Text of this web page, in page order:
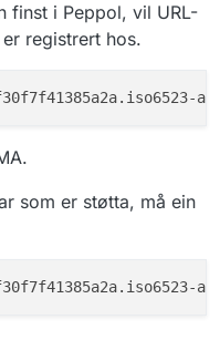
: "busdox-docid-qns",
: "busdox-docid-qns",
: "busdox-docid-qns",
finst i Peppol, vil URL-
registrert hos.
som er støtta, må ein